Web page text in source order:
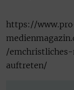
https://
/
auftreten/